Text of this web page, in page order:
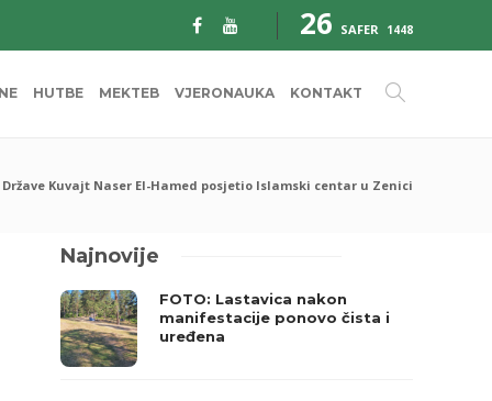
26 SAFER 1448
HUTBE MEKTEB VJERONAUKA KONTAKT
Kuvajt Naser El-Hamed posjetio Islamski centar u Zenici
Najnovije
FOTO: Lastavica nakon
manifestacije ponovo čista i
uređena